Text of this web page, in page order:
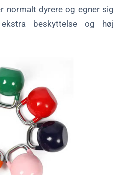
normalt dyrere og egner sig
beskyttelse og høj